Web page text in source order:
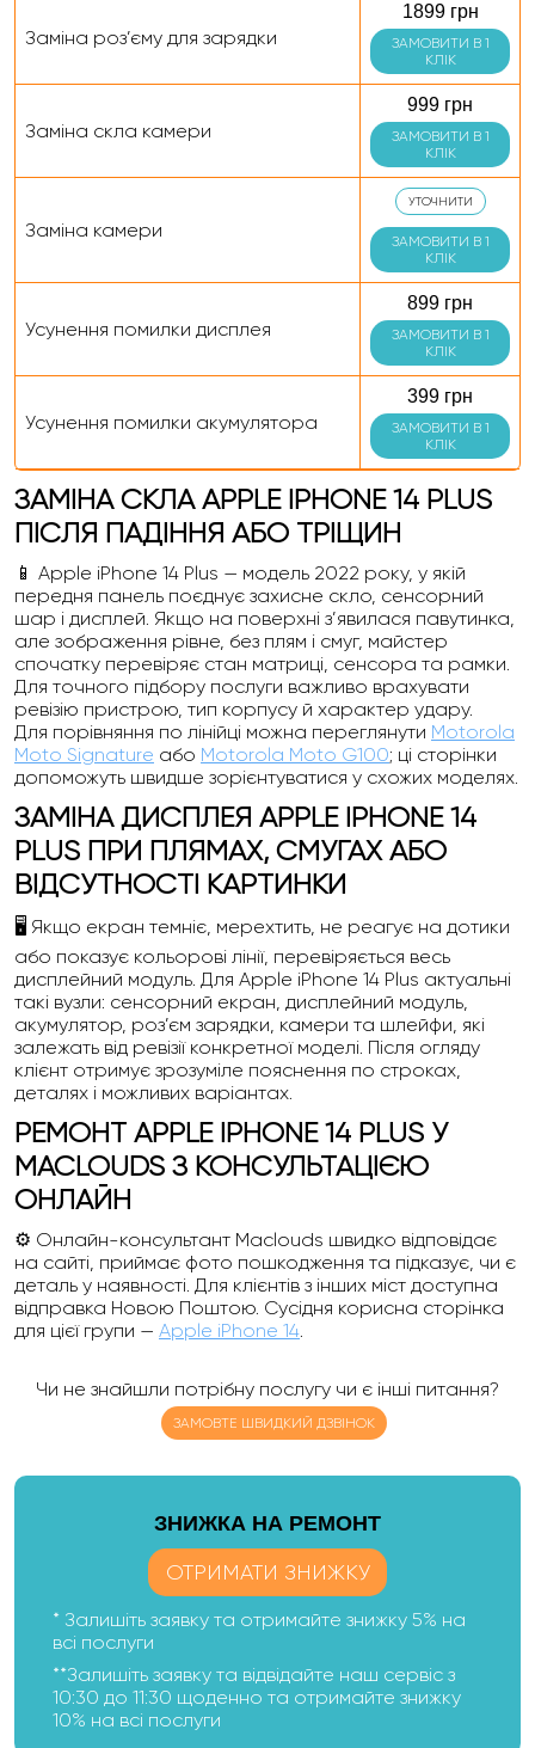
Заміна роз’єму для зарядки
1899 грн
ЗАМОВИТИ В 1
КЛІК
Заміна скла камери
999 грн
ЗАМОВИТИ В 1
КЛІК
Заміна камери
УТОЧНИТИ
ЗАМОВИТИ В 1
КЛІК
Усунення помилки дисплея
899 грн
ЗАМОВИТИ В 1
КЛІК
Усунення помилки акумулятора
399 грн
ЗАМОВИТИ В 1
КЛІК
ЗАМІНА СКЛА APPLE IPHONE 14 PLUS
ПІСЛЯ ПАДІННЯ АБО ТРІЩИН
📱 Apple iPhone 14 Plus — модель 2022 року, у якій
передня панель поєднує захисне скло, сенсорний
шар і дисплей. Якщо на поверхні з’явилася павутинка,
але зображення рівне, без плям і смуг, майстер
спочатку перевіряє стан матриці, сенсора та рамки.
Для точного підбору послуги важливо врахувати
ревізію пристрою, тип корпусу й характер удару.
Для порівняння по лінійці можна переглянути Motorola
Moto Signature або Motorola Moto G100; ці сторінки
допоможуть швидше зорієнтуватися у схожих моделях.
ЗАМІНА ДИСПЛЕЯ APPLE IPHONE 14
PLUS ПРИ ПЛЯМАХ, СМУГАХ АБО
ВІДСУТНОСТІ КАРТИНКИ
🖥️ Якщо екран темніє, мерехтить, не реагує на дотики
або показує кольорові лінії, перевіряється весь
дисплейний модуль. Для Apple iPhone 14 Plus актуальні
такі вузли: сенсорний екран, дисплейний модуль,
акумулятор, роз’єм зарядки, камери та шлейфи, які
залежать від ревізії конкретної моделі. Після огляду
клієнт отримує зрозуміле пояснення по строках,
деталях і можливих варіантах.
РЕМОНТ APPLE IPHONE 14 PLUS У
MACLOUDS З КОНСУЛЬТАЦІЄЮ
ОНЛАЙН
⚙️ Онлайн-консультант Maclouds швидко відповідає
на сайті, приймає фото пошкодження та підказує, чи є
деталь у наявності. Для клієнтів з інших міст доступна
відправка Новою Поштою. Сусідня корисна сторінка
для цієї групи — Apple iPhone 14.
Чи не знайшли потрібну послугу чи є інші питання?
ЗАМОВТЕ ШВИДКИЙ ДЗВІНОК
ЗНИЖКА НА РЕМОНТ
ОТРИМАТИ ЗНИЖКУ
* Залишіть заявку та отримайте знижку 5% на
всі послуги
**Залишіть заявку та відвідайте наш сервіс з
10:30 до 11:30 щоденно та отримайте знижку
10% на всі послуги